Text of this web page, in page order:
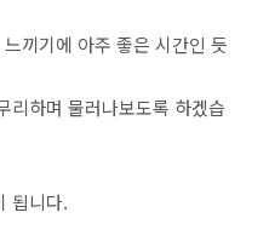
끼기에 아주 좋은 시간인 듯
리하며 물러나보도록 하겠습
됩니다.